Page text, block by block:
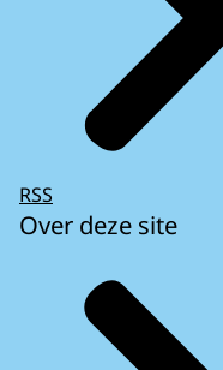
RSS
Over deze site